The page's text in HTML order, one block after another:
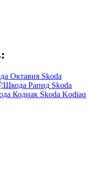
Skoda
Skoda
Skoda Kodiaq